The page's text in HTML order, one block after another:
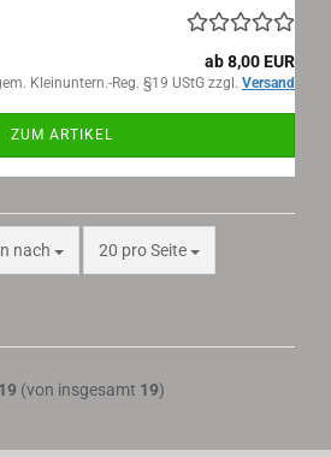
ab 8,00 EUR
Kleinuntern.-Reg. §19 UStG zzgl. Versand
ZUM ARTIKEL
nach
nach 20 pro Seite
pro Seite
19(von insgesamt 19)